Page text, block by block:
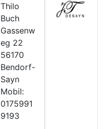
Thilo
Buch
Gassenw
eg 22
56170
Bendorf-
Sayn
Mobil:
0175991
9193